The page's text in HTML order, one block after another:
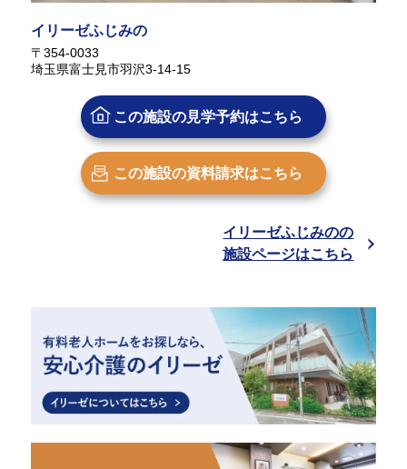
イリーゼふじみの
〒354-0033
埼玉県富士見市羽沢3-14-15
この施設の見学予約はこちら
この施設の資料請求はこちら
イリーゼふじみのの
施設ページはこちら